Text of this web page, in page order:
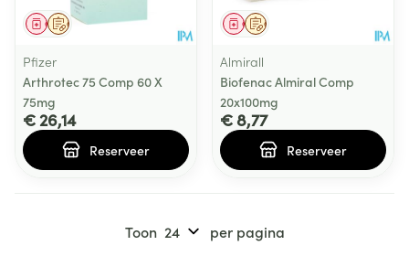
Op voorschrift
Geneesmiddel
Pfizer
Arthrotec 75 Comp 60 X
75mg
€ 26,14
Reserveer
Op voorschrift
Geneesmiddel
Almirall
Biofenac Almiral Comp
20x100mg
€ 8,77
Reserveer
Toon per pagina